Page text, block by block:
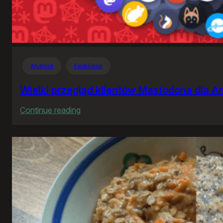
Android Fediświat
Wielki przegląd klientów Mastodona dla
Continue reading
przegląd
klientów
Mastodona
dla
Androida